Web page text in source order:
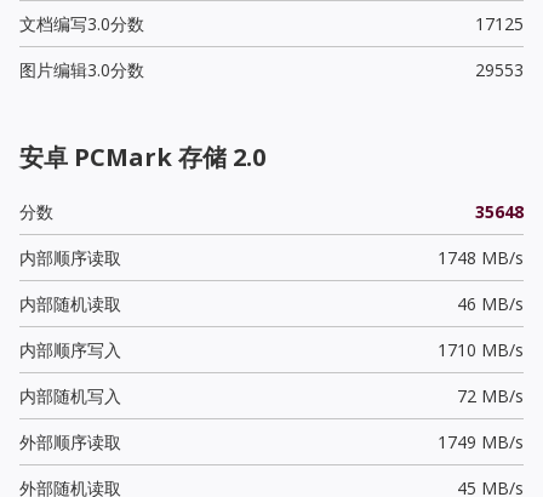
文档编写3.0分数
17125
图片编辑3.0分数
29553
安卓 PCMark 存储 2.0
分数
35648
内部顺序读取
1748 MB/s
内部随机读取
46 MB/s
内部顺序写入
1710 MB/s
内部随机写入
72 MB/s
外部顺序读取
1749 MB/s
外部随机读取
45 MB/s